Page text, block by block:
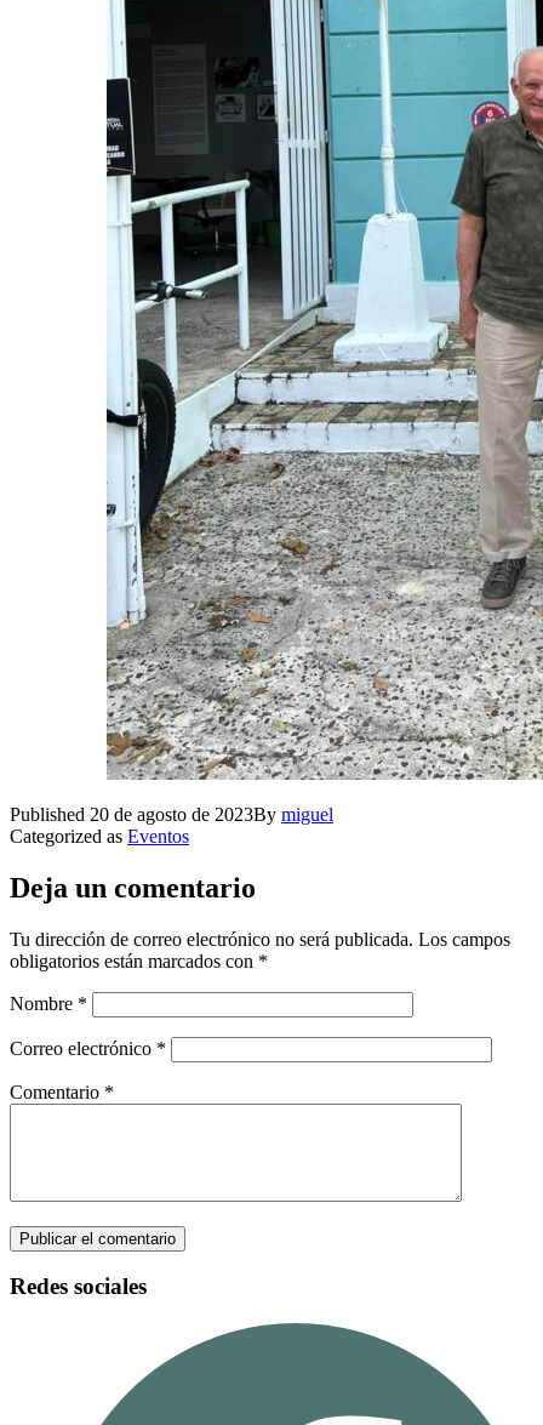
Published 20 de agosto de 2023By miguel
Categorized as Eventos
Deja un comentario
Tu dirección de correo electrónico no será publicada. Los campos
obligatorios están marcados con *
Nombre *
Correo electrónico *
Comentario *
Redes sociales